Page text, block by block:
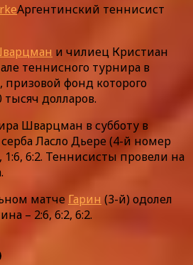
Аргентинский теннисист
и чилиец Кристиан
теннисного турнира в
призовой фонд которого
тысяч долларов.
Шварцман в субботу в
Ласло Дьере (4-й номер
1:6, 6:2. Теннисисты провели на
матче Гарин (3-й) одолел
– 2:6, 6:2, 6:2.